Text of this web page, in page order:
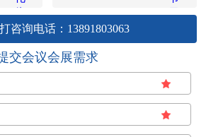
咨询电话：13891803063
交会议会展需求